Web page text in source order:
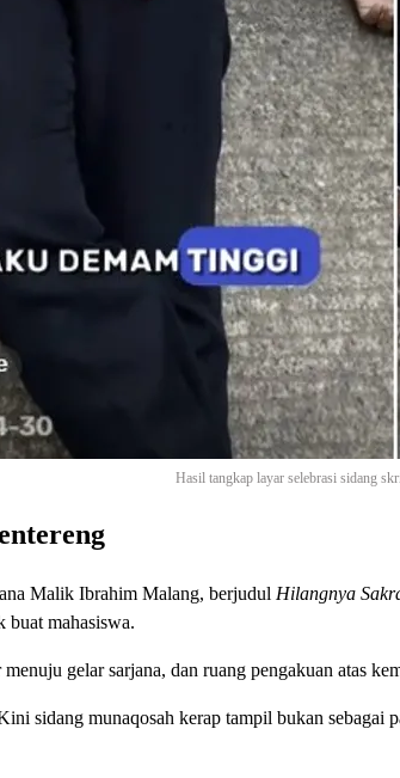
Hasil tangkap layar selebrasi sidang
Malik Ibrahim Malang, berjudul Hilangnya
buat mahasiswa.
gelar sarjana, dan ruang pengakuan atas
sidang munaqosah kerap tampil bukan